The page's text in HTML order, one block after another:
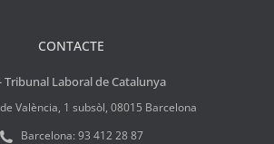
CONTACTE
Tribunal Laboral de Catalunya
València, 1 subsòl, 08015 Barcelona
Barcelona: 93 412 28 87